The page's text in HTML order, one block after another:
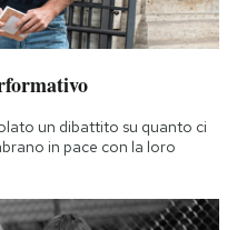
un dibattito su quanto ci
in pace con la loro